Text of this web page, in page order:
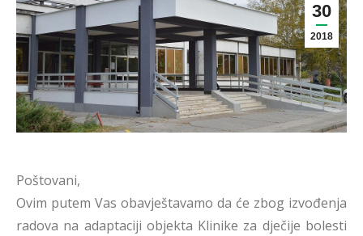
30
2018
Poštovani,
Ovim putem Vas obavještavamo da će zbog izvođenja
radova na adaptaciji objekta Klinike za dječije bolesti